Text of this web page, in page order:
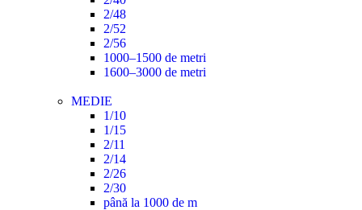
2/48
2/52
2/56
1000–1500 de metri
1600–3000 de metri
MEDIE
1/10
1/15
2/11
2/14
2/26
2/30
până la 1000 de m